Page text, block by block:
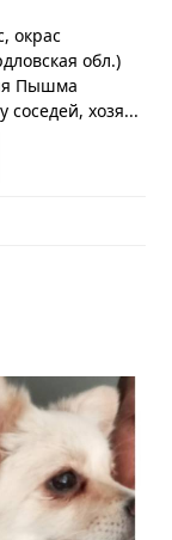
окрас
обл.)
Пышма
хозя...